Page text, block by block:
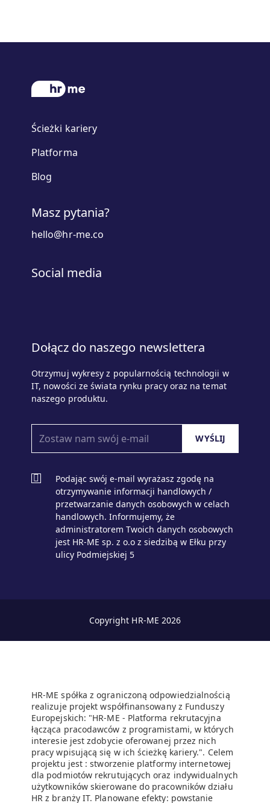
dla biznesu
Ścieżki kariery
Platforma
Blog
Masz pytania?
hello@hr-me.co
Social media
Dołącz do naszego newslettera
Otrzymuj wykresy z popularnością technologii w
IT, nowości ze świata rynku pracy oraz na temat
naszego produktu.
Podając swój e-mail wyrażasz zgodę na
otrzymywanie informacji handlowych /
przetwarzanie danych osobowych w celach
handlowych. Informujemy, że
administratorem Twoich danych osobowych
jest HR-ME sp. z o.o z siedzibą w Ełku przy
ulicy Podmiejskiej 5
Copyright HR-ME 2026
HR-ME spółka z ograniczoną odpowiedzialnością
realizuje projekt współfinansowany z Funduszy
Europejskich: "HR-ME - Platforma rekrutacyjna
łącząca pracodawców z programistami, w których
interesie jest zdobycie oferowanej przez nich
pracy wpisującą się w ich ścieżkę kariery.". Celem
projektu jest : stworzenie platformy internetowej
dla podmiotów rekrutujących oraz indywidualnych
użytkowników skierowane do pracowników działu
HR z branży IT. Planowane efekty: powstanie